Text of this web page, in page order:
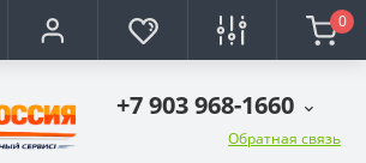
0
+7 903 968-1660
Обратная связь